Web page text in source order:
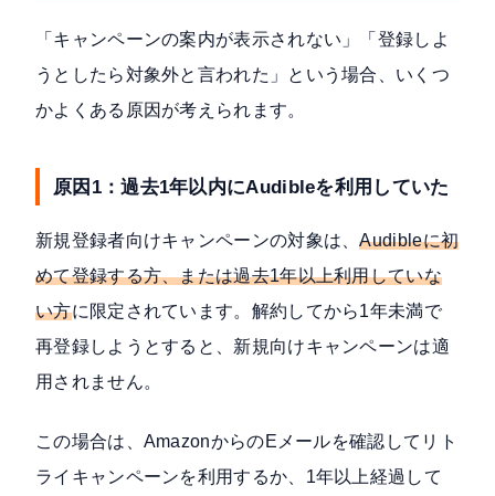
「キャンペーンの案内が表示されない」「登録しよ
うとしたら対象外と言われた」という場合、いくつ
かよくある原因が考えられます。
原因1：過去1年以内にAudibleを利用していた
新規登録者向けキャンペーンの対象は、Audibleに初
めて登録する方、または過去1年以上利用していな
い方に限定されています。解約してから1年未満で
再登録しようとすると、新規向けキャンペーンは適
用されません。
この場合は、AmazonからのEメールを確認してリト
ライキャンペーンを利用するか、1年以上経過して